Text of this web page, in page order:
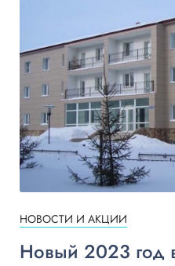
НОВОСТИ И АКЦИИ
Новый 2023 год